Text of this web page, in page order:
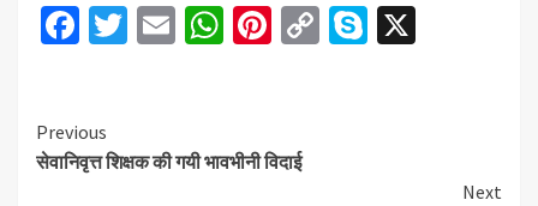
Facebook
Twitter
EmailWhatsApp
Pinterest
CopySkype
Continue
Reading
Previous
सेवानिवृत्त शिक्षक की गयी भावभीनी विदाई
Next